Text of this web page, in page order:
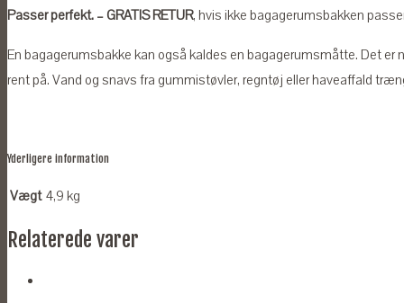
Passer perfekt. – GRATIS RETUR, hvis ikke bagagerumsbakken
En bagagerumsbakke kan også kaldes en bagagerumsmåtte. Det
rent på. Vand og snavs fra gummistøvler, regntøj eller haveaffald
Yderligere information
Vægt 4,9 kg
Relaterede varer